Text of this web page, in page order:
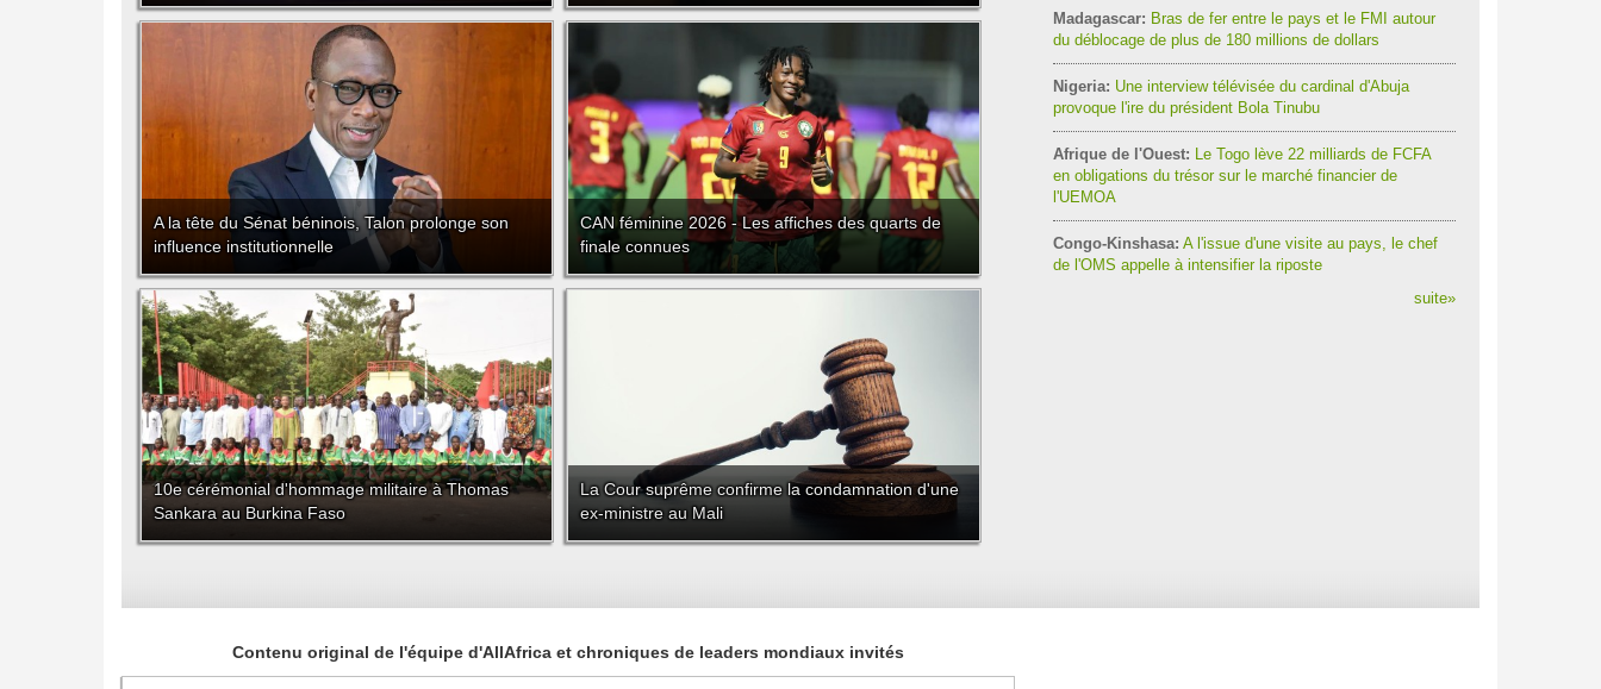
A la tête du Sénat béninois, Talon prolonge son
influence institutionnelle
CAN féminine 2026 - Les affiches des quarts de
finale connues
10e cérémonial d'hommage militaire à Thomas
Sankara au Burkina Faso
La Cour suprême confirme la condamnation d'une
ex-ministre au Mali
Madagascar: Bras de fer entre le pays et le FMI autour
du déblocage de plus de 180 millions de dollars
Nigeria: Une interview télévisée du cardinal d'Abuja
provoque l'ire du président Bola Tinubu
Afrique de l'Ouest: Le Togo lève 22 milliards de FCFA
en obligations du trésor sur le marché financier de
l'UEMOA
Congo-Kinshasa: A l'issue d'une visite au pays, le chef
de l'OMS appelle à intensifier la riposte
suite»
Contenu original de l'équipe d'AllAfrica et chroniques de leaders mondiaux invités